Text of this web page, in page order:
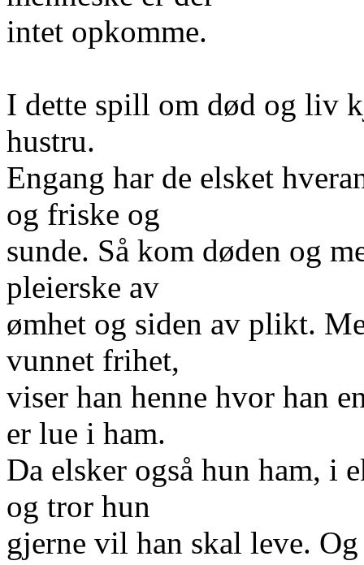
intet opkomme.
I dette spill om død og liv
hustru.
Engang har de elsket
og friske og
sunde. Så kom døden og
pleierske av
ømhet og siden av plikt.
vunnet frihet,
viser han henne hvor han
er lue i ham.
Da elsker også hun ham, i
og tror hun
gjerne vil han skal leve.